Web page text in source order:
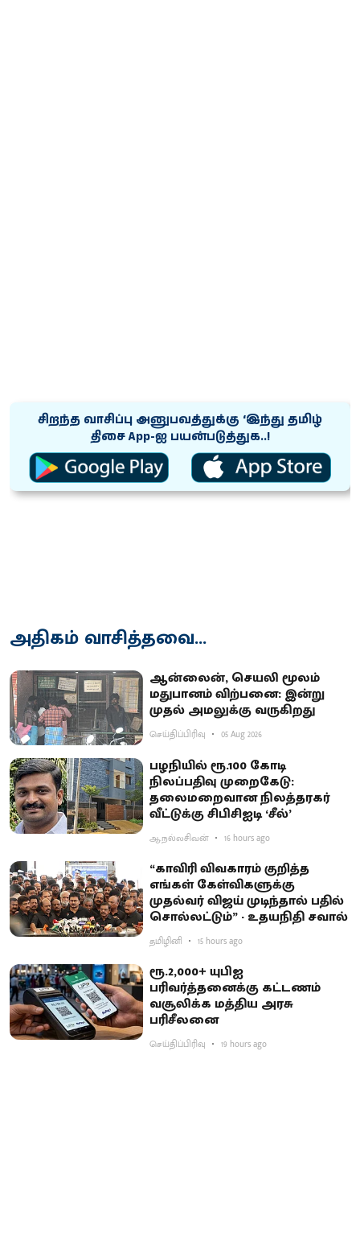
சிறந்த வாசிப்பு அனுபவத்துக்கு ‘இந்து தமிழ்
திசை App-ஐ பயன்படுத்துக..!
அதிகம் வாசித்தவை...
ஆன்லைன், செயலி மூலம்
மதுபானம் விற்பனை: இன்று
முதல் அமலுக்கு வருகிறது
செய்திப்பிரிவு 05 Aug 2026
பழநியில் ரூ.100 கோடி
நிலப்பதிவு முறைகேடு:
தலைமறைவான நிலத்தரகர்
வீட்டுக்கு சிபிசிஐடி ‘சீல்’
ஆ.நல்லசிவன் 16 hours ago
“காவிரி விவகாரம் குறித்த
எங்கள் கேள்விகளுக்கு
முதல்வர் விஜய் முடிந்தால் பதில்
சொல்லட்டும்” - உதயநிதி சவால்
தமிழினி 15 hours ago
ரூ.2,000+ யுபிஐ
பரிவர்த்தனைக்கு கட்டணம்
வசூலிக்க மத்திய அரசு
பரிசீலனை
செய்திப்பிரிவு 19 hours ago